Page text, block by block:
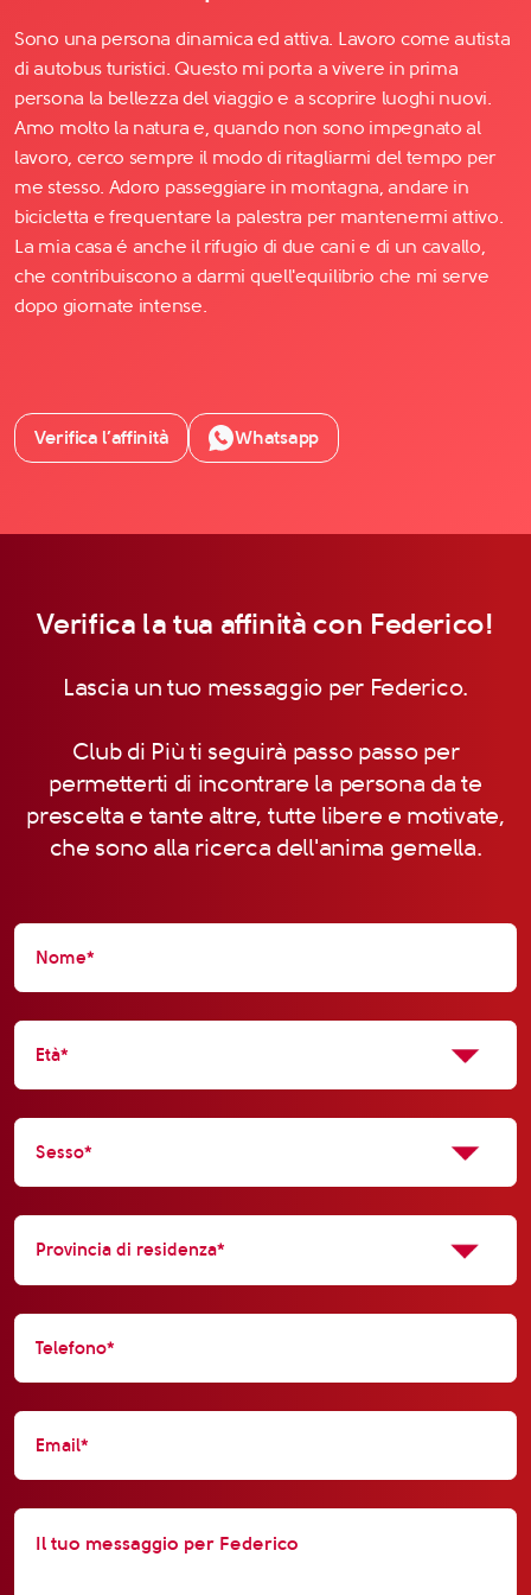
Sono una persona dinamica ed attiva. Lavoro come autista
di autobus turistici. Questo mi porta a vivere in prima
persona la bellezza del viaggio e a scoprire luoghi nuovi.
Amo molto la natura e, quando non sono impegnato al
lavoro, cerco sempre il modo di ritagliarmi del tempo per
me stesso. Adoro passeggiare in montagna, andare in
bicicletta e frequentare la palestra per mantenermi attivo.
La mia casa é anche il rifugio di due cani e di un cavallo,
che contribuiscono a darmi quell'equilibrio che mi serve
dopo giornate intense.
Verifica l’affinità Whatsapp
Verifica la tua affinità con Federico!
Lascia un tuo messaggio per Federico.
Club di Più ti seguirà passo passo per
permetterti di incontrare la persona da te
prescelta e tante altre, tutte libere e motivate,
che sono alla ricerca dell'anima gemella.